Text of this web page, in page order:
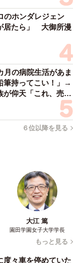
見星奈
のホンダレジェン
居たら」 大御所漫
の病院生活があま
筆持ってこい！」→
が仰天「これ、売れ
６位以降を見る
大江 篤
園田学園女子大学学長
もっと見る
度々車を停めていた